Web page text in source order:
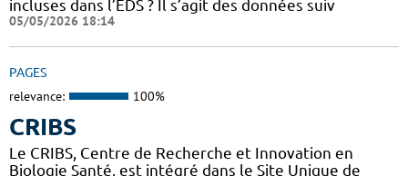
incluses dans l’EDS ? Il s’agit des données suiv
05/05/2026 18:14
PAGES
relevance: 100%
CRIBS
Le CRIBS, Centre de Recherche et Innovation en
Biologie Santé, est intégré dans le Site Unique de